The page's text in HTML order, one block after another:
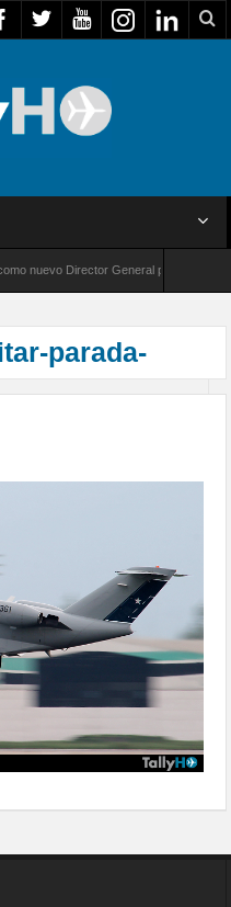
nuevo Director General para América
parada-